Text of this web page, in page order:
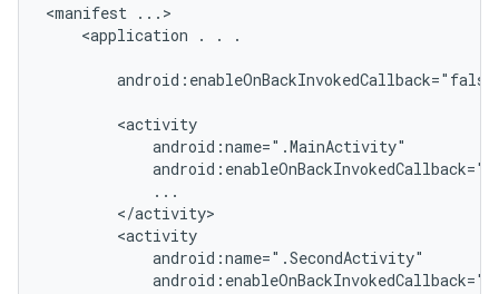
<manifest
<application
. . .